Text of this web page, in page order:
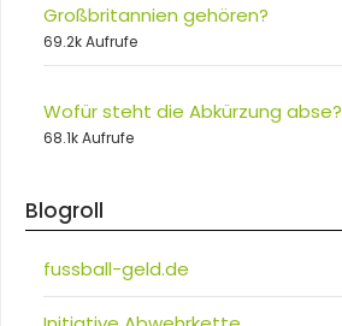
Großbritannien gehören?
69.2k Aufrufe
Wofür steht die Abkürzung abse?
68.1k Aufrufe
Blogroll
fussball-geld.de